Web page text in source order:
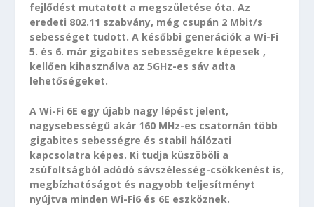
fejlődést mutatott a megszületése óta. Az
eredeti 802.11 szabvány, még csupán 2 Mbit/s
sebességet tudott. A későbbi generációk a Wi-Fi
5. és 6. már gigabites sebességekre képesek ,
kellően kihasználva az 5GHz-es sáv adta
lehetőségeket.
A Wi-Fi 6E egy újabb nagy lépést jelent,
nagysebességű akár 160 MHz-es csatornán több
gigabites sebességre és stabil hálózati
kapcsolatra képes. Ki tudja küszöböli a
zsúfoltságból adódó sávszélesség-csökkenést is,
megbízhatóságot és nagyobb teljesítményt
nyújtva minden Wi-Fi6 és 6E eszköznek.